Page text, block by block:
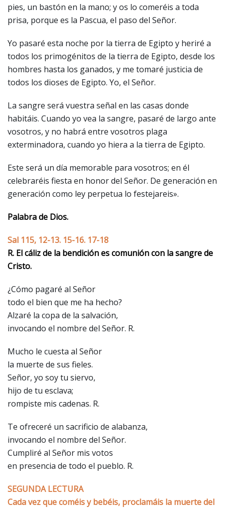
pies, un bastón en la mano; y os lo comeréis a toda
prisa, porque es la Pascua, el paso del Señor.
Yo pasaré esta noche por la tierra de Egipto y heriré a
todos los primogénitos de la tierra de Egipto, desde los
hombres hasta los ganados, y me tomaré justicia de
todos los dioses de Egipto. Yo, el Señor.
La sangre será vuestra señal en las casas donde
habitáis. Cuando yo vea la sangre, pasaré de largo ante
vosotros, y no habrá entre vosotros plaga
exterminadora, cuando yo hiera a la tierra de Egipto.
Este será un día memorable para vosotros; en él
celebraréis fiesta en honor del Señor. De generación en
generación como ley perpetua lo festejareis».
Palabra de Dios.
Sal 115, 12-13. 15-16. 17-18
R. El cáliz de la bendición es comunión con la sangre de
Cristo.
¿Cómo pagaré al Señor
todo el bien que me ha hecho?
Alzaré la copa de la salvación,
invocando el nombre del Señor. R.
Mucho le cuesta al Señor
la muerte de sus fieles.
Señor, yo soy tu siervo,
hijo de tu esclava;
rompiste mis cadenas. R.
Te ofreceré un sacrificio de alabanza,
invocando el nombre del Señor.
Cumpliré al Señor mis votos
en presencia de todo el pueblo. R.
SEGUNDA LECTURA
Cada vez que coméis y bebéis, proclamáis la muerte del